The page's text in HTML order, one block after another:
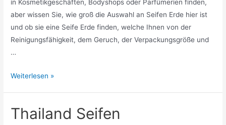
in Kosmetikgeschäften, Bodyshops oder Parfümerien finden,
aber wissen Sie, wie groß die Auswahl an Seifen Erde hier ist
und ob sie eine Seife Erde finden, welche Ihnen von der
Reinigungsfähigkeit, dem Geruch, der Verpackungsgröße und
…
Seifen
Weiterlesen »
Thailand Seifen